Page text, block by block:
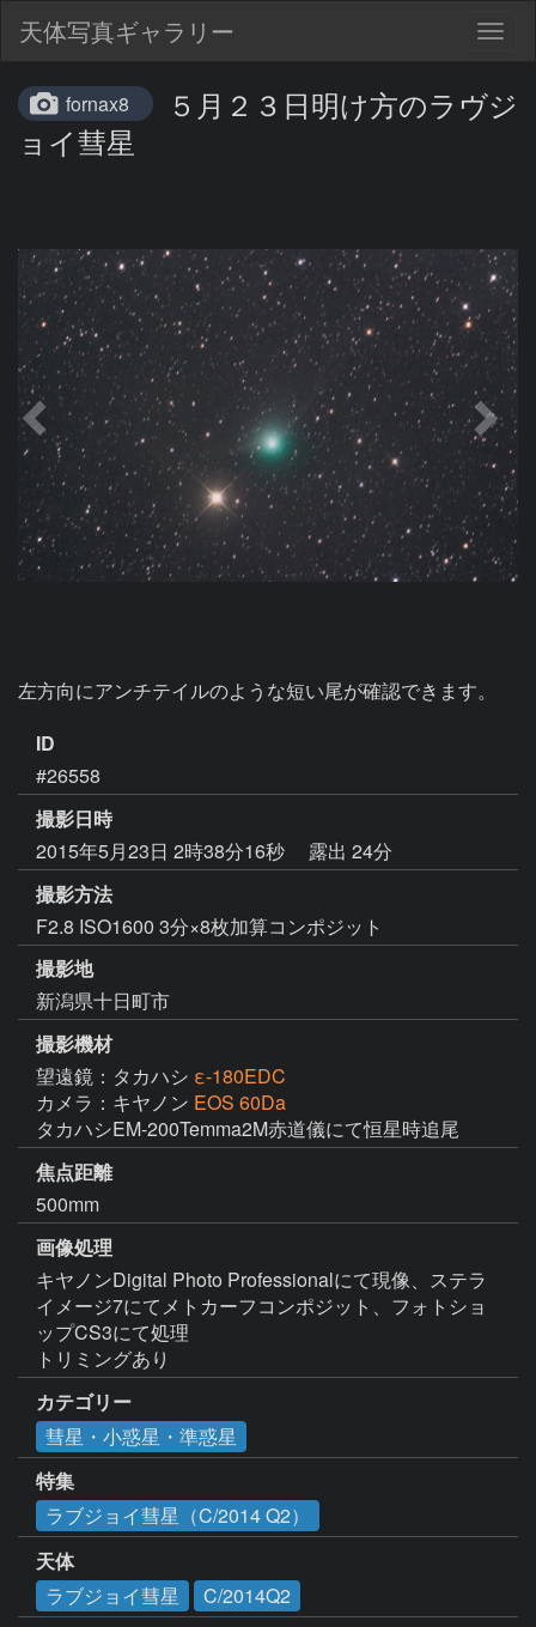
天体写真ギャラリー
fornax8
５月２３日明け方のラヴジ
ョイ彗星
左方向にアンチテイルのような短い尾が確認できます。
ID
#26558
撮影日時
2015年5月23日 2時38分16秒
露出 24分
撮影方法
F2.8 ISO1600 3分×8枚加算コンポジット
撮影地
新潟県十日町市
撮影機材
望遠鏡：タカハシ ε-180EDC
カメラ：キヤノン EOS 60Da
タカハシEM-200Temma2M赤道儀にて恒星時追尾
焦点距離
500mm
画像処理
キヤノンDigital Photo Professionalにて現像、ステラ
イメージ7にてメトカーフコンポジット、フォトショ
ップCS3にて処理
トリミングあり
カテゴリー
彗星・小惑星・準惑星
特集
ラブジョイ彗星（C/2014 Q2）
天体
ラブジョイ彗星
C/2014Q2